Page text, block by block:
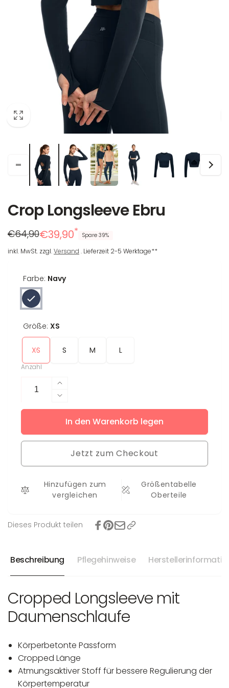
Crop Longsleeve Ebru
Regulärer
Preis
€64,90
Reduzierter
Preis
€39,90* Spare 39%
inkl. MwSt. zzgl.Versand . Lieferzeit 2-5 Werktage**
Farbe: Navy
Größe: XS
XS S M L
Anzahl
Erhöhe
die
Menge
für
Longsleeve
Ebru
Verringere
die
Menge
für
Crop
Longsleeve
Ebru
In den Warenkorb legen
Jetzt zum Checkout
Hinzufügen zum
vergleichen
Größentabelle
Oberteile
Dieses Produkt teilen
Beschreibung Pflegehinweise
Cropped Longsleeve mit
Daumenschlaufe
Körperbetonte Passform
Cropped Länge
Atmungsaktiver Stoff für bessere Regulierung der
Körpertemperatur